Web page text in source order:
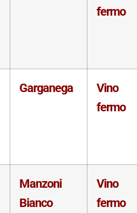
fermo
Garganega
Vino
fermo
Manzoni
Bianco
Vino
fermo